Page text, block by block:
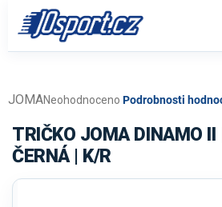
obsah
Průměrné
produktu
je
0,0
Neohodnoceno Podrobnosti
JOMA
TRIČKO JOMA DINAMO
ČERNÁ | K/R